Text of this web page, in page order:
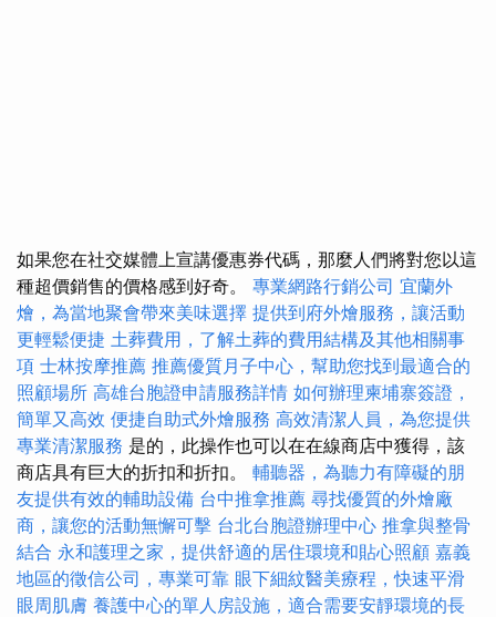
如果您在社交媒體上宣講優惠券代碼，那麼人們將對您以這
種超價銷售的價格感到好奇。 專業網路行銷公司 宜蘭外
燴，為當地聚會帶來美味選擇 提供到府外燴服務，讓活動
更輕鬆便捷 土葬費用，了解土葬的費用結構及其他相關事
項 士林按摩推薦 推薦優質月子中心，幫助您找到最適合的
照顧場所 高雄台胞證申請服務詳情 如何辦理柬埔寨簽證，
簡單又高效 便捷自助式外燴服務 高效清潔人員，為您提供
專業清潔服務 是的，此操作也可以在在線商店中獲得，該
商店具有巨大的折扣和折扣。 輔聽器，為聽力有障礙的朋
友提供有效的輔助設備 台中推拿推薦 尋找優質的外燴廠
商，讓您的活動無懈可擊 台北台胞證辦理中心 推拿與整骨
結合 永和護理之家，提供舒適的居住環境和貼心照顧 嘉義
地區的徵信公司，專業可靠 眼下細紋醫美療程，快速平滑
眼周肌膚 養護中心的單人房設施，適合需要安靜環境的長